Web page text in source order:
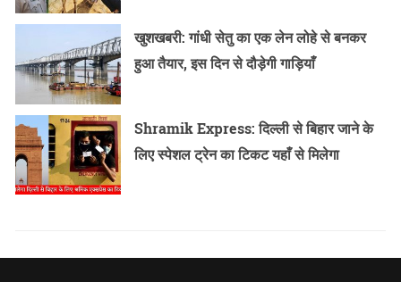
खुशखबरी: गांधी सेतु का एक लेन लोहे से बनकर
हुआ तैयार, इस दिन से दौड़ेगी गाड़ियाँ
Shramik Express: दिल्ली से बिहार जाने के
लिए स्पेशल ट्रेन का टिकट यहाँ से मिलेगा